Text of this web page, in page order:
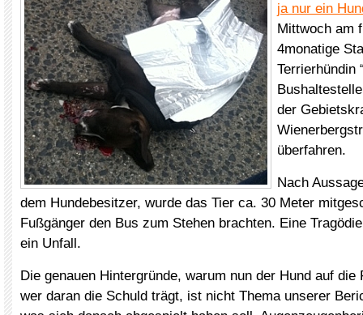
ja nur ein
Mittwoch am
4monatige
Terrierhündin
der
überfahren.
Nach
dem Hundebesitzer, wurde das Tier ca. 30 Meter
Fußgänger den Bus zum Stehen brachten. Eine
ein Unfall.
Die genauen Hintergründe, warum nun der Hund auf die
wer daran die Schuld trägt, ist nicht Thema unserer